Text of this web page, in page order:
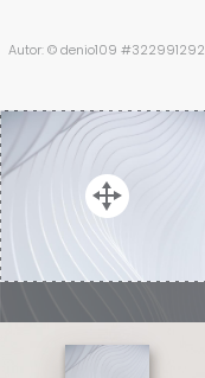
Autor: © denio109 #322991292